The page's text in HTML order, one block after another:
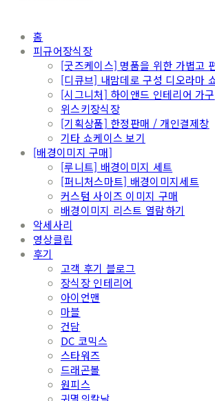
홈
피규어장식장
[굿즈케이스] 명품을 위한 가볍고
[디큐브] 내맘데로 구성 디오라마
[시그니처] 하이앤드 인테리어 가구
위스키장식장
[기획상품] 한정판매 / 개인결제창
기타 쇼케이스 보기
[배경이미지 구매]
[루니트] 배경이미지 세트
[퍼니처스마트] 배경이미지세트
커스텀 사이즈 이미지 구매
배경이미지 리스트 열람하기
악세사리
영상클립
후기
고객 후기 블로그
장식장 인테리어
아이언맨
마블
건담
DC 코믹스
스타워즈
드래곤볼
원피스